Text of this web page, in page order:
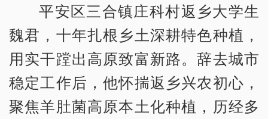
平安区三合镇庄科村返乡大学生
魏君，十年扎根乡土深耕特色种植，
用实干蹚出高原致富新路。辞去城市
稳定工作后，他怀揣返乡兴农初心，
聚焦羊肚菌高原本土化种植，历经多